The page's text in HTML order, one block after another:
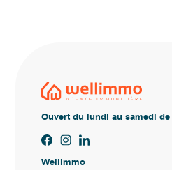
Ouvert du lundi au samedi de
Wellimmo